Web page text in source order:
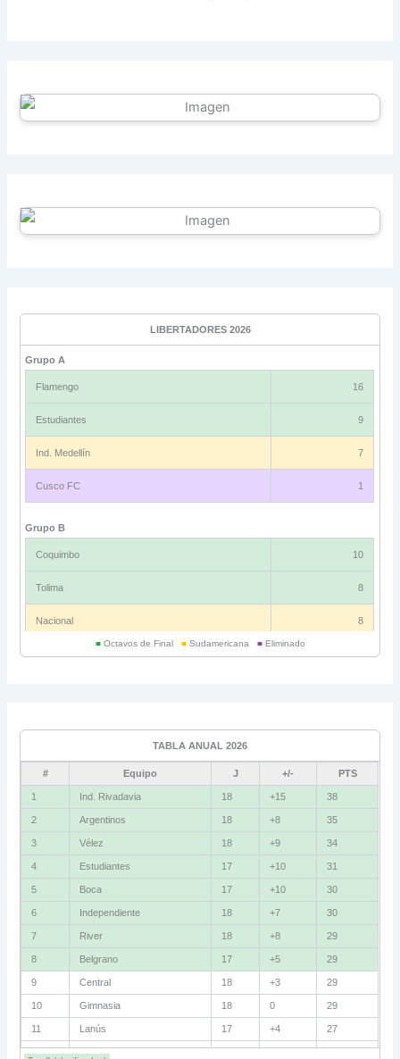
LIBERTADORES 2026
Grupo A
Flamengo 16
Estudiantes 9
Ind. Medellín 7
Cusco FC 1
Grupo B
Coquimbo 10
Tolima 8
Nacional 8
Bolívar 5
La Guaira
Grupo D
U. Católica
Cruzeiro 11
Boca Jrs.
Barcelona SC
Grupo E
Corinthians
■Octavos de Final ■Sudamericana ■Eliminado
TABLA ANUAL 2026
# Equipo J +/- PTS
1 Ind. Rivadavia 18 +15 38
2 Argentinos 18 +8 35
3 Vélez 18 +9 34
4 Estudiantes 17 +10 31
5 Boca 17 +10 30
6 Independiente 18 +7 30
7 River 18 +8 29
8 Belgrano 17 +5 29
9 Central 18 +3 29
10 Gimnasia 18 0 29
11 Lanús 17 +4 27
12 Barracas 18 +2 27